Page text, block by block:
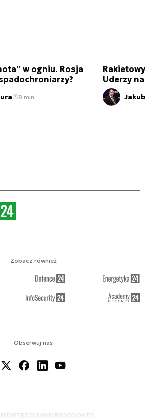
w ogniu. Rosja
8 min.
Uderzy
Obserwuj nas
REGULAMINRSS COOKIES
Zobacz również